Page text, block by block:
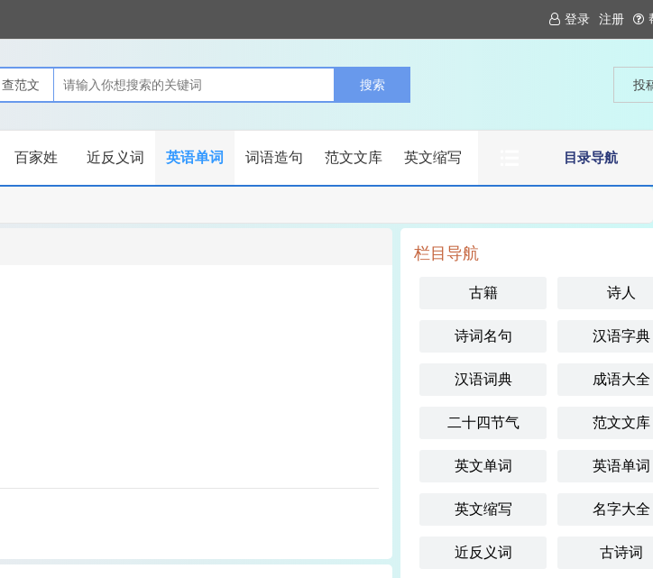
登录 注册
投
目录导航
百家姓 近反义词 英语单词 词语造句 范文文库 英文缩写
栏目导航
古籍 诗人
诗词名句 汉语字典
汉语词典 成语大全
二十四节气 范文文库
英文单词 英语单词
英文缩写 名字大全
近反义词 古诗词